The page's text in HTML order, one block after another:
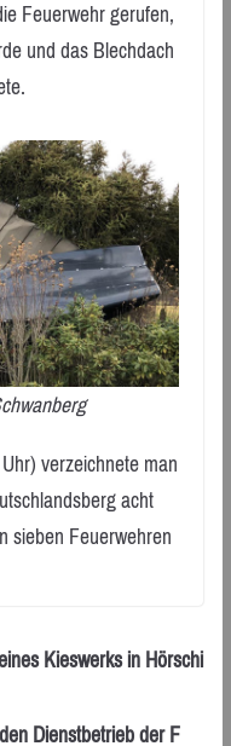
Feuerwehr gerufen,
und das Blechdach
verzeichnete man
acht
sieben Feuerwehren
Kieswerks in Hörschi
Dienstbetrieb der F